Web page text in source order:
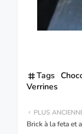
Tags
Verrines
PLUS
Brick à la feta et